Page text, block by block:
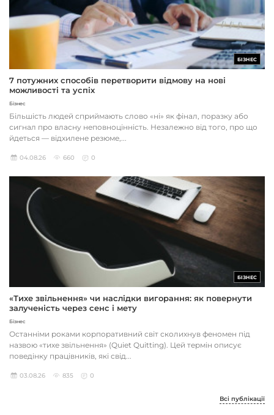
БІЗНЕС
7 потужних способів перетворити відмову на нові
можливості та успіх
Бізнес
Більшість людей сприймають слово «ні» як фінал, поразку або
сигнал про власну неповноцінність. Незалежно від того, про що
йдеться — відхилене резюме,...
04.08.26 660 0
БІЗНЕС
«Тихе звільнення» чи наслідки вигорання: як повернути
залученість через сенс і мету
Бізнес
Останніми роками корпоративний світ сколихнув феномен під
назвою «тихе звільнення» (Quiet Quitting). Цей термін описує
поведінку працівників, які свід...
03.08.26 835 0
Всі публікації